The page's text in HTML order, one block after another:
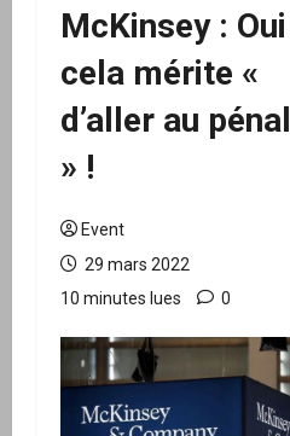
McKinsey : Oui
cela mérite «
d’aller au pénal
» !
Event
29 mars 2022
10 minutes lues
0